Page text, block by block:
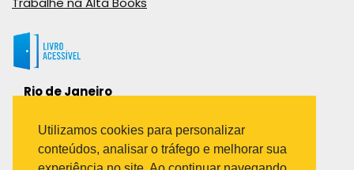
Rio de Janeiro
Bairro Industrial do Jacaré
Rio de Janeiro – RJ – CEP: 20970-031
Utilizamos cookies para personalizar
conteúdos, analisar o tráfego e melhorar sua